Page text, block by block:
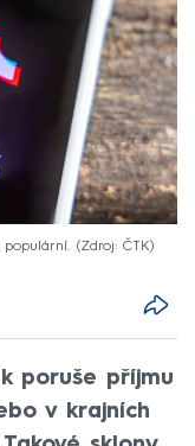
Zdroj: ČTK
poruše příjmu
v krajních